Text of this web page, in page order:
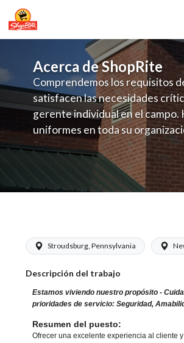
Acerca de ShopRite
Comprendemos los requisitos
satisfacen las necesidades
gerente individual en el
uniformes en toda su
fluctuante de talento con un
campo. Este enfoque respeta
locales en la dotación de,
y programación de candidatos
Stroudsburg, Pennsylvania
Descripción del trabajo
Estamos viviendo nuestro propósito -
prioridades de servicio: Seguridad,
Resumen del puesto:
Ofrecer una excelente experiencia al cliente